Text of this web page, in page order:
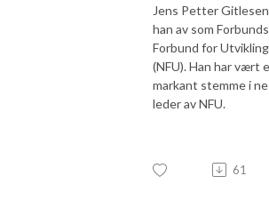
Jens Petter
han av som
Forbund for
(NFU). Han har vært
markant stemme i
leder av NFU.
61